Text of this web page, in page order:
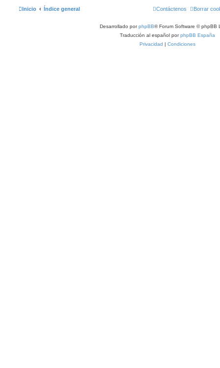
Inicio Índice general Borrar
Contáctenos
Desarrollado porphpBB® Forum Software © phpBB
Traducción al español porphpBB España
Privacidad | Condiciones